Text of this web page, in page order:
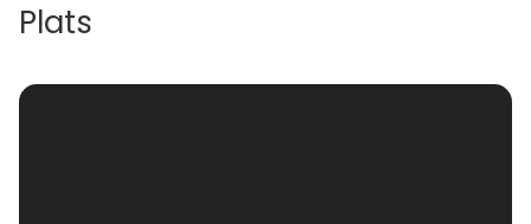
Plats